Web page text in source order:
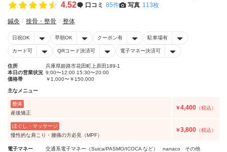
4.52 口コミ 85件 写真 113枚
鍼灸 接骨・整骨 整体
日祝OK 早朝OK クーポン有 駐車場有
カード可 QRコード決済可 電子マネー決済可
住所
兵庫県姫路市花田町上原田189-1
本日の営業状況 9:00〜12:00 15:30〜20:00
価格帯
￥1,000〜￥150,000
主なメニュー
整体
産後矯正
￥4,400 （税込）
ほぐし・マッサージ
慢性的な肩こり・腰痛の方必見（MPF）
￥3,800 （税込）
電子マネー 交通系電子マネー（Suica/PASMO/ICOCA など） nanaco その他